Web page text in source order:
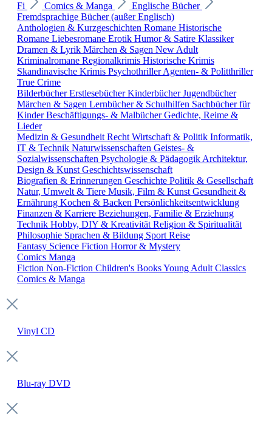
Fi
Comics & Manga
Englische Bücher
Fremdsprachige Bücher (außer Englisch)
Anthologien & Kurzgeschichten Romane Historische
Romane Liebesromane Erotik Humor & Satire Klassiker
Dramen & Lyrik Märchen & Sagen New Adult
Kriminalromane Regionalkrimis Historische Krimis
Skandinavische Krimis PsychothrillerAgenten- & Politthriller
True Crime
BilderbücherErstlesebücherKinderbücherJugendbücher
Märchen & Sagen Lernbücher & Schulhilfen Sachbücher für
KinderBeschäftigungs- & MalbücherGedichte, Reime &
Lieder
Medizin & Gesundheit Recht Wirtschaft & Politik Informatik,
IT & Technik Naturwissenschaften Geistes- &
Sozialwissenschaften Psychologie & Pädagogik Architektur,
Design & Kunst Geschichtswissenschaft
Biografien & Erinnerungen Geschichte Politik & Gesellschaft
Natur, Umwelt & Tiere Musik, Film & Kunst Gesundheit &
Ernährung Kochen & Backen Persönlichkeitsentwicklung
Finanzen & Karriere Beziehungen, Familie & Erziehung
Technik Hobby, DIY & Kreativität Religion & Spiritualität
Philosophie Sprachen & Bildung Sport Reise
Fantasy Science Fiction Horror & Mystery
Comics Manga
Fiction Non-Fiction Children's BooksYoung Adult Classics
Comics & Manga
Vinyl CD
Blu-ray DVD